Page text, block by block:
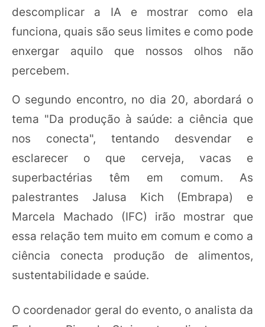
descomplicar a IA e mostrar como ela
funciona, quais são seus limites e como pode
enxergar aquilo que nossos olhos não
percebem.
O segundo encontro, no dia 20, abordará o
tema "Da produção à saúde: a ciência que
nos conecta", tentando desvendar e
esclarecer o que cerveja, vacas e
superbactérias têm em comum. As
palestrantes Jalusa Kich (Embrapa) e
Marcela Machado (IFC) irão mostrar que
essa relação tem muito em comum e como a
ciência conecta produção de alimentos,
sustentabilidade e saúde.
O coordenador geral do evento, o analista da